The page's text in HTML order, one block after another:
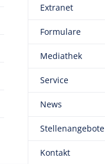
Extranet
Formulare
Mediathek
Service
News
Stellenangebote
Kontakt